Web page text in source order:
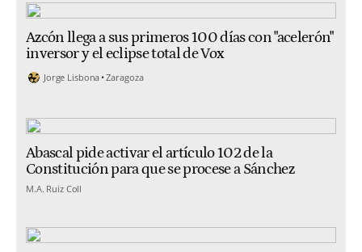
Azcón llega a sus primeros 100 días con "acelerón"
inversor y el eclipse total de Vox
Jorge Lisbona Zaragoza
Abascal pide activar el artículo 102 de la
Constitución para que se procese a Sánchez
M.A. Ruiz Coll